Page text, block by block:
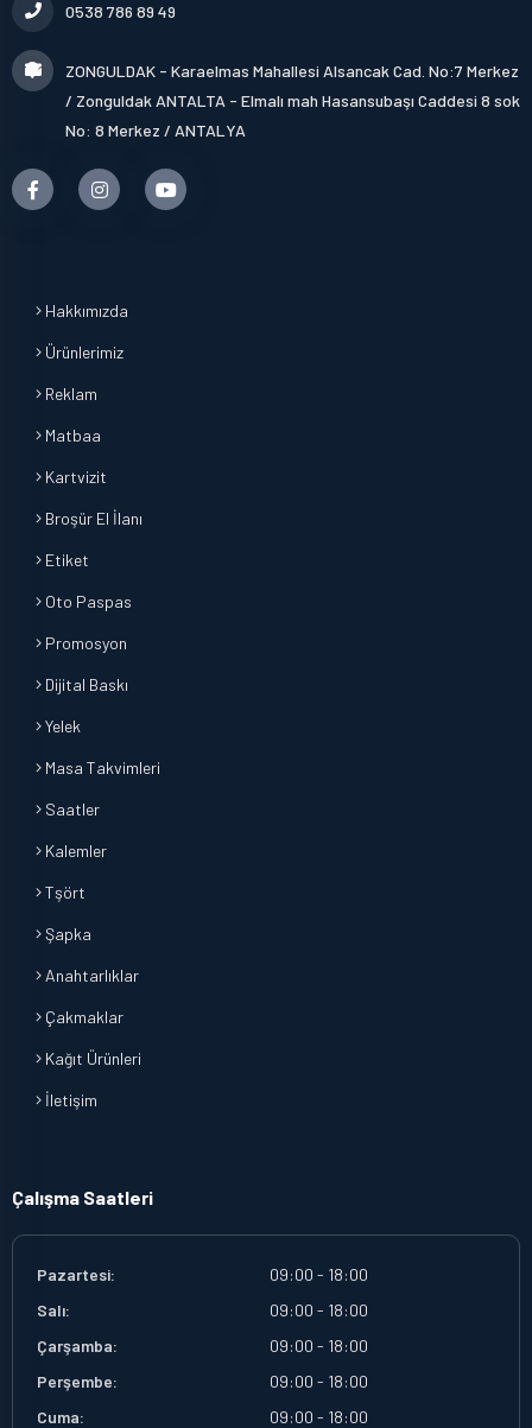
0538 786 89 49
ZONGULDAK - Karaelmas Mahallesi Alsancak Cad. No:7 Merkez
/ Zonguldak ANTALTA - Elmalı mah Hasansubaşı Caddesi 8 sok
No: 8 Merkez / ANTALYA
Hakkımızda
Ürünlerimiz
Reklam
Matbaa
Kartvizit
Broşür El İlanı
Etiket
Oto Paspas
Promosyon
Dijital Baskı
Yelek
Masa Takvimleri
Saatler
Kalemler
Tşört
Şapka
Anahtarlıklar
Çakmaklar
Kağıt Ürünleri
İletişim
Çalışma Saatleri
Pazartesi:
09:00 - 18:00
Salı:
09:00 - 18:00
Çarşamba:
09:00 - 18:00
Perşembe:
09:00 - 18:00
Cuma:
09:00 - 18:00